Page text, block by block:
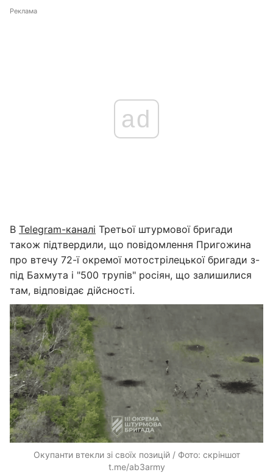
Реклама
ad
В Telegram-каналі Третьої штурмової бригади
також підтвердили, що повідомлення Пригожина
про втечу 72-ї окремої мотострілецької бригади з-
під Бахмута і "500 трупів" росіян, що залишилися
там, відповідає дійсності.
Окупанти втекли зі своїх позицій / Фото: скріншот
t.me/ab3army